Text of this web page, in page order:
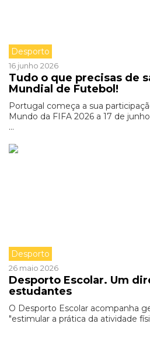
Desporto
16 junho 2026
Tudo o que precisas de
Mundial de Futebol!
Portugal começa a sua
Mundo da FIFA 2026 a 17 de
...
Desporto
26 maio 2026
Desporto Escolar. Um
estudantes
O Desporto Escolar acompanha
"estimular a prática da atividade